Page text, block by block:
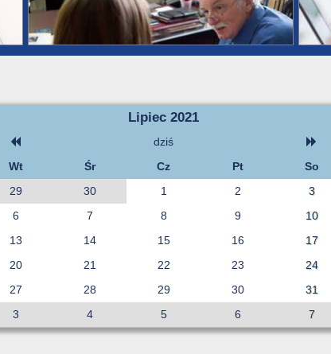
Lipiec 2021
dziś
Wt Śr Cz Pt So
29 30 1 2 3
6 7 8 9 10
13 14 15 16 17
20 21 22 23 24
27 28 29 30 31
3 4 5 6 7